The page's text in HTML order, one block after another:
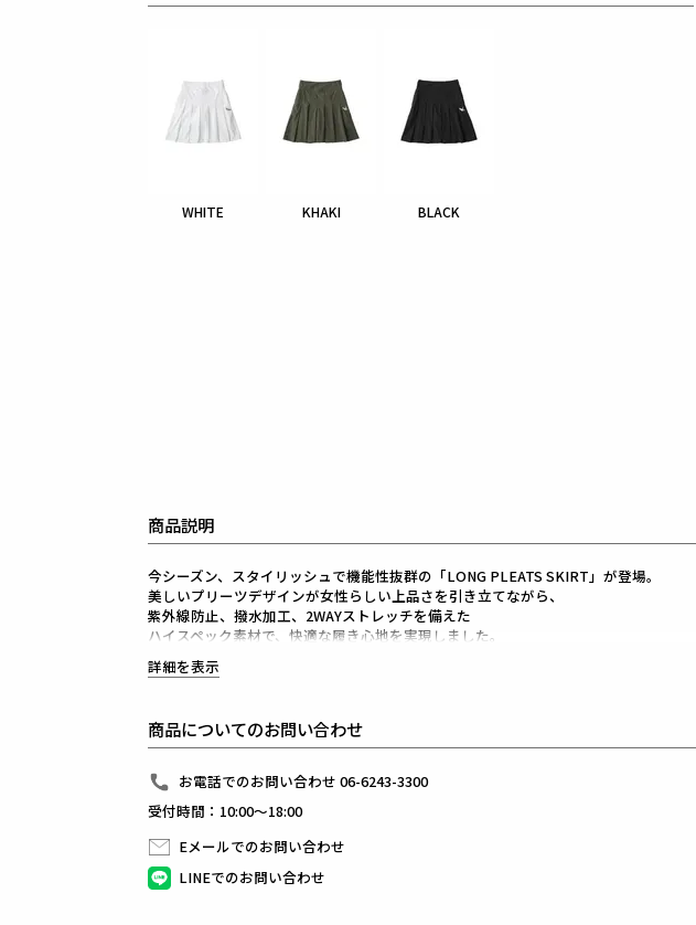
WHITE KHAKI BLACK
商品説明
今シーズン、スタイリッシュで機能性抜群の「LONG PLEATS SKIRT」が登場。
美しいプリーツデザインが女性らしい上品さを引き立てながら、
紫外線防止、撥水加工、2WAYストレッチを備えた
ハイスペック素材で、快適な履き心地を実現しました。
軽やかなナイロンポリウレタン素材はタテヨコに伸びるため、動きやすさは抜群。
おしゃれを楽しみながら、アクティブに過ごしたい女性にぴったりの一着です。
ホワイト、カーキ、ブラックの3色展開で、
どんなコーディネートにも合わせやすいのが魅力です。
さらに実用性にもこだわり、ポケットやウエスト部分に機能的なディテールをプラス。
長めの丈感が上品さを際立たせ、
大人の女性にふさわしいエレガントなスタイルを演出します。
動きやすさと美しさを兼ね備えた「LONG PLEATS SKIRT」で、
ゴルフシーンでの装いをアップグレードしませんか？
1PIU1UGUALE3 GOLF（ウノピゥウノウグァーレトレ ゴルフ）
詳細を表示
商品についてのお問い合わせ
お電話でのお問い合わせ 06-6243-3300
受付時間：10:00～18:00
Eメールでのお問い合わせ
LINEでのお問い合わせ